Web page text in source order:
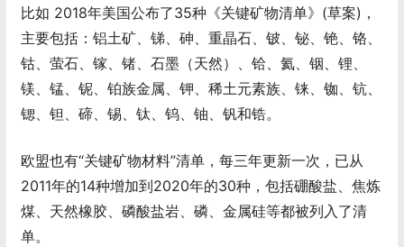
比如 2018年美国公布了35种《关键矿物清单》(草案)，
主要包括：铝土矿、锑、砷、重晶石、铍、铋、铯、铬、
钴、萤石、镓、锗、石墨（天然）、铪、氦、铟、锂、
镁、锰、铌、铂族金属、钾、稀土元素族、铼、铷、钪、
锶、钽、碲、锡、钛、钨、铀、钒和锆。
欧盟也有“关键矿物材料”清单，每三年更新一次，已从
2011年的14种增加到2020年的30种，包括硼酸盐、焦炼
煤、天然橡胶、磷酸盐岩、磷、金属硅等都被列入了清
单。